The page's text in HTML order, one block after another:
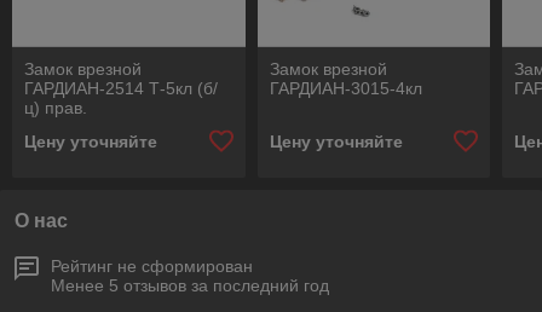
Замок врезной
ГАРДИАН-2514 Т-5кл (б/
ц) прав.
Цену уточняйте
Замок врезной
ГАРДИАН-3015-4кл
Цену уточняйте
О нас
Рейтинг не сформирован
Менее 5 отзывов за последний год